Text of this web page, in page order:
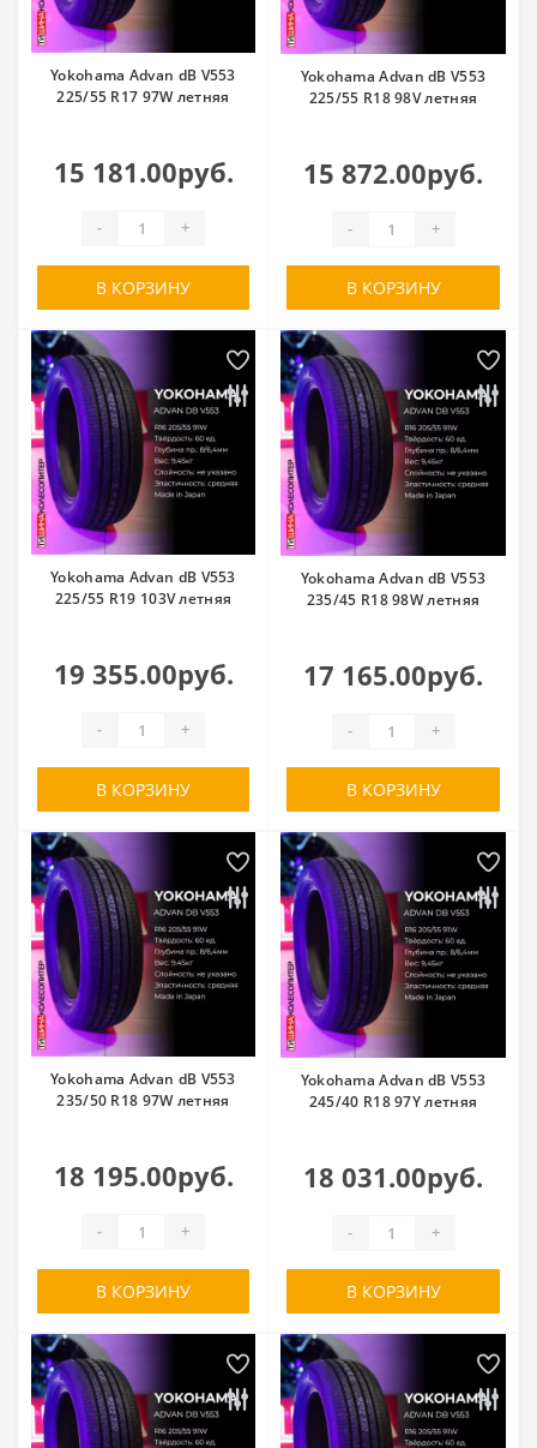
Yokohama Advan dB V553
225/55 R17 97W летняя
15 181.00руб.
- +
В КОРЗИНУ
Yokohama Advan dB V553
225/55 R18 98V летняя
15 872.00руб.
- +
В КОРЗИНУ
Yokohama Advan dB V553
225/55 R19 103V летняя
19 355.00руб.
- +
В КОРЗИНУ
Yokohama Advan dB V553
235/45 R18 98W летняя
17 165.00руб.
- +
В КОРЗИНУ
Yokohama Advan dB V553
235/50 R18 97W летняя
18 195.00руб.
- +
В КОРЗИНУ
Yokohama Advan dB V553
245/40 R18 97Y летняя
18 031.00руб.
- +
В КОРЗИНУ